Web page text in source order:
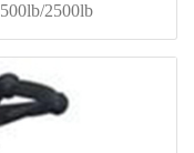
2500lb